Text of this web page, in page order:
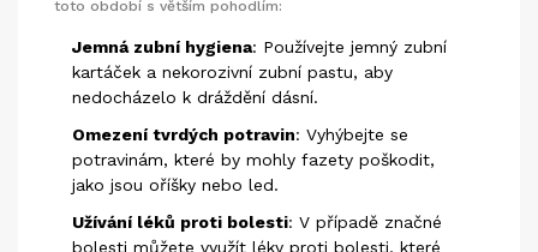
toto období s větším pohodlím:
Jemná zubní hygiena: Používejte jemný zubní
kartáček a nekorozivní zubní pastu, aby
nedocházelo k dráždění dásní.
Omezení tvrdých potravin: Vyhýbejte se
potravinám, které by mohly fazety poškodit,
jako jsou oříšky nebo led.
Užívání léků proti bolesti: V případě značné
bolesti můžete využít léky proti bolesti, které